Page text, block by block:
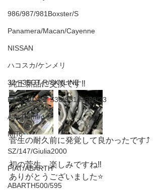
986/987/981Boxster/S
Panamera/Macan/Cayenne
NISSAN
ハコスカ/ケンメリ
32〜35GT-R/SKYLINE
FAIRLADY Z S30/S31/HS30/33
Alfa Romeo
MiTo
SZ/147/Giulia2000
FIAT/ABARTH
ABARTH500/595
純正新品に交換です‼️
菅生の耐久前に発覚して良かったです⤴️
初の菅生、楽しみですね‼️
ありがとうございました⭐️